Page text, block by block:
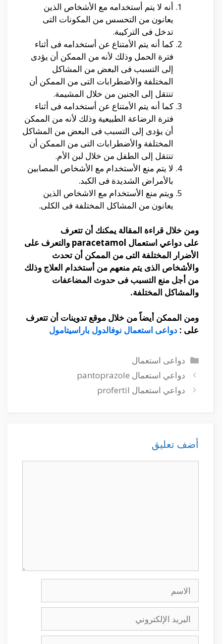
أنه لا يتم أستخدامه مع الأشخاص الذين
يعانون من التحسس من المكونات التى
تدخل فى التركيبة.
كما أنه يتم الأمتناع عن أستخدامه فى أثناء
فترة الحمل وذلك لأنه من الممكن أن يؤدى
إلى التسبب فى البعض من المشاكل
المختلفة والأضطرابات التى من الممكن أن
تنتقل إلى الجنين من خلال المشيمة.
كما أنه يتم الأمتناع عن أستخدامه فى أثناء
فترة الرضاعة الطبيعية وذلك لأنه من الممكن
أن يؤدى إلى التسبب فى البعض من المشاكل
المختلفة والأضطرابات التى من الممكن أن
تنتقل إلى الطفل من خلال لبن الأم.
لا يتم منع الأستخدام مع الأشخاص المصابين
بالأمراض الشديدة فى الكبد.
ويتم منع الأستخدام مع الاشخاص الذين
يعانون من المشاكل المختلفة فى الكلى.
ومن خلال قراءة المقالة يمكنك أن تتعرف
على دواعي استعمال paracetamol
والتعرف على
الأضرار المختلفة التى من الممكن أن تحدث
والأشخاص الذى يتم منعهم من أستخدام العلاج وذلك
من أجل منع التسبب فى حدوث المضاعفات
والمشاكل المختلفة.
ومن الممكن أيضاً من خلال موقع تدوينات أن تتعرف
على : دواعى استعمال نوفالدول باراسيتامول
التصنيفات
دواعى استعمال
دواعي استعمال pantoprazole
دواعي استعمال profertil
أضف تعليق
الإلكتروني